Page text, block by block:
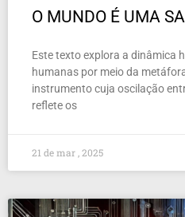
O MUNDO É UMA
Este texto explora a dinâmica
humanas por meio da
instrumento cuja oscilação
reflete os
21 de mar , 2025